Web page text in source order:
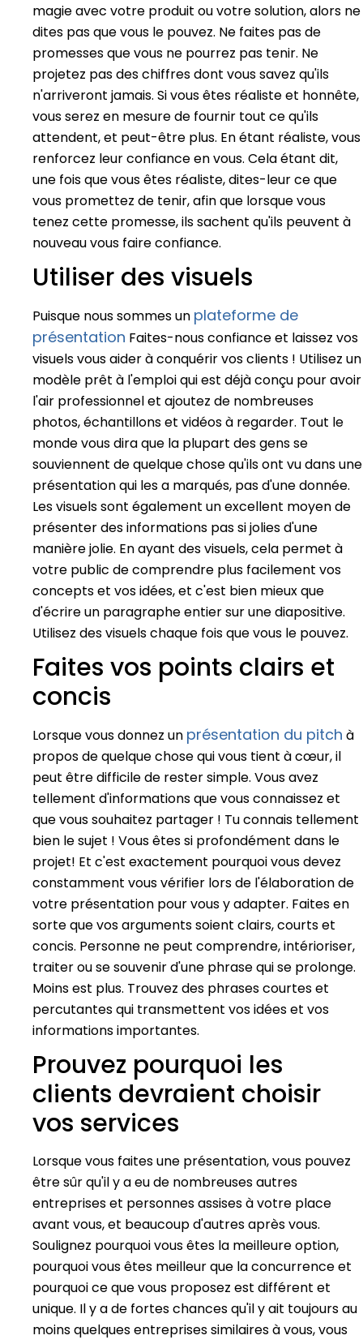
magie avec votre produit ou votre solution, alors ne
dites pas que vous le pouvez. Ne faites pas de
promesses que vous ne pourrez pas tenir. Ne
projetez pas des chiffres dont vous savez qu'ils
n'arriveront jamais. Si vous êtes réaliste et honnête,
vous serez en mesure de fournir tout ce qu'ils
attendent, et peut-être plus. En étant réaliste, vous
renforcez leur confiance en vous. Cela étant dit,
une fois que vous êtes réaliste, dites-leur ce que
vous promettez de tenir, afin que lorsque vous
tenez cette promesse, ils sachent qu'ils peuvent à
nouveau vous faire confiance.
Utiliser des visuels
Puisque nous sommes un plateforme de
présentation Faites-nous confiance et laissez vos
visuels vous aider à conquérir vos clients ! Utilisez un
modèle prêt à l'emploi qui est déjà conçu pour avoir
l'air professionnel et ajoutez de nombreuses
photos, échantillons et vidéos à regarder. Tout le
monde vous dira que la plupart des gens se
souviennent de quelque chose qu'ils ont vu dans une
présentation qui les a marqués, pas d'une donnée.
Les visuels sont également un excellent moyen de
présenter des informations pas si jolies d'une
manière jolie. En ayant des visuels, cela permet à
votre public de comprendre plus facilement vos
concepts et vos idées, et c'est bien mieux que
d'écrire un paragraphe entier sur une diapositive.
Utilisez des visuels chaque fois que vous le pouvez.
Faites vos points clairs et
concis
Lorsque vous donnez un présentation du pitch à
propos de quelque chose qui vous tient à cœur, il
peut être difficile de rester simple. Vous avez
tellement d'informations que vous connaissez et
que vous souhaitez partager ! Tu connais tellement
bien le sujet ! Vous êtes si profondément dans le
projet! Et c'est exactement pourquoi vous devez
constamment vous vérifier lors de l'élaboration de
votre présentation pour vous y adapter. Faites en
sorte que vos arguments soient clairs, courts et
concis. Personne ne peut comprendre, intérioriser,
traiter ou se souvenir d'une phrase qui se prolonge.
Moins est plus. Trouvez des phrases courtes et
percutantes qui transmettent vos idées et vos
informations importantes.
Prouvez pourquoi les
clients devraient choisir
vos services
Lorsque vous faites une présentation, vous pouvez
être sûr qu'il y a eu de nombreuses autres
entreprises et personnes assises à votre place
avant vous, et beaucoup d'autres après vous.
Soulignez pourquoi vous êtes la meilleure option,
pourquoi vous êtes meilleur que la concurrence et
pourquoi ce que vous proposez est différent et
unique. Il y a de fortes chances qu'il y ait toujours au
moins quelques entreprises similaires à vous, vous